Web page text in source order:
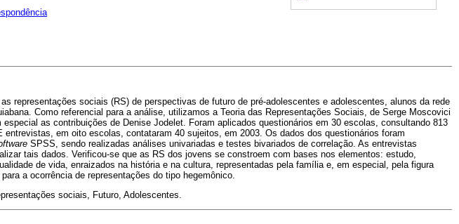
representações sociais (RS) de perspectivas de futuro de pré-adolescentes e adolescentes, alunos da rede
Como referencial para a análise, utilizamos a Teoria das Representações Sociais, de Serge Moscovici
especial as contribuições de Denise Jodelet. Foram aplicados questionários em 30 escolas, consultando 813
entrevistas, em oito escolas, contataram 40 sujeitos, em 2003. Os dados dos questionários foram
SPSS, sendo realizadas análises univariadas e testes bivariados de correlação. As entrevistas
tais dados. Verificou-se que as RS dos jovens se constroem com bases nos elementos: estudo,
de vida, enraizados na história e na cultura, representadas pela família e, em especial, pela figura
a ocorrência de representações do tipo hegemônico.
sociais, Futuro, Adolescentes.